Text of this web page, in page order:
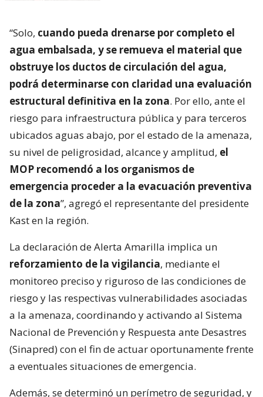
“Solo, cuando pueda drenarse por completo el
agua embalsada, y se remueva el material que
obstruye los ductos de circulación del agua,
podrá determinarse con claridad una evaluación
estructural definitiva en la zona. Por ello, ante el
riesgo para infraestructura pública y para terceros
ubicados aguas abajo, por el estado de la amenaza,
su nivel de peligrosidad, alcance y amplitud, el
MOP recomendó a los organismos de
emergencia proceder a la evacuación preventiva
de la zona”, agregó el representante del presidente
Kast en la región.
La declaración de Alerta Amarilla implica un
reforzamiento de la vigilancia, mediante el
monitoreo preciso y riguroso de las condiciones de
riesgo y las respectivas vulnerabilidades asociadas
a la amenaza, coordinando y activando al Sistema
Nacional de Prevención y Respuesta ante Desastres
(Sinapred) con el fin de actuar oportunamente frente
a eventuales situaciones de emergencia.
Además, se determinó un perímetro de seguridad, y